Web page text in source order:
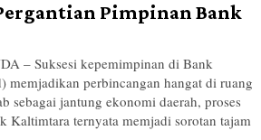
Pimpinan Bank
– Suksesi kepemimpinan di Bank
memjadikan perbincangan hangat di ruang
sebagai jantung ekonomi daerah, proses
Kaltimtara ternyata memjadi sorotan tajam